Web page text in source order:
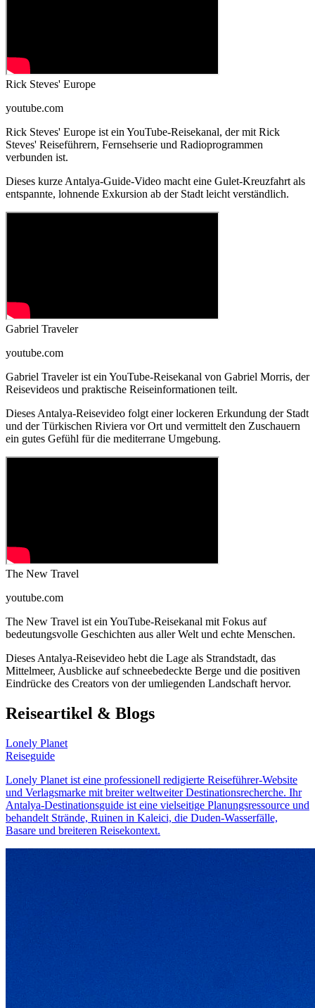
Rick Steves' Europe
youtube.com
Rick Steves' Europe ist ein YouTube-Reisekanal, der mit Rick
Steves' Reiseführern, Fernsehserie und Radioprogrammen
verbunden ist.
Dieses kurze Antalya-Guide-Video macht eine Gulet-Kreuzfahrt als
entspannte, lohnende Exkursion ab der Stadt leicht verständlich.
Gabriel Traveler
youtube.com
Gabriel Traveler ist ein YouTube-Reisekanal von Gabriel Morris, der
Reisevideos und praktische Reiseinformationen teilt.
Dieses Antalya-Reisevideo folgt einer lockeren Erkundung der Stadt
und der Türkischen Riviera vor Ort und vermittelt den Zuschauern
ein gutes Gefühl für die mediterrane Umgebung.
The New Travel
youtube.com
The New Travel ist ein YouTube-Reisekanal mit Fokus auf
bedeutungsvolle Geschichten aus aller Welt und echte Menschen.
Dieses Antalya-Reisevideo hebt die Lage als Strandstadt, das
Mittelmeer, Ausblicke auf schneebedeckte Berge und die positiven
Eindrücke des Creators von der umliegenden Landschaft hervor.
Reiseartikel & Blogs
Lonely Planet
Reiseguide
Lonely Planet ist eine professionell redigierte Reiseführer-Website
und Verlagsmarke mit breiter weltweiter Destinationsrecherche. Ihr
Antalya-Destinationsguide ist eine vielseitige Planungsressource und
behandelt Strände, Ruinen in Kaleici, die Duden-Wasserfälle,
Basare und breiteren Reisekontext.